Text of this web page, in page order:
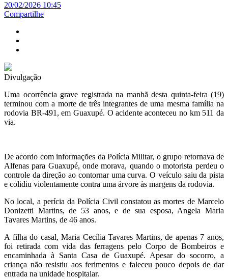
20/02/2026 10:45
Compartilhe
Divulgação
Uma ocorrência grave registrada na manhã desta quinta-feira (19)
terminou com a morte de três integrantes de uma mesma família na
rodovia BR-491, em Guaxupé. O acidente aconteceu no km 511 da
via.
De acordo com informações da Polícia Militar, o grupo retornava de
Alfenas para Guaxupé, onde morava, quando o motorista perdeu o
controle da direção ao contornar uma curva. O veículo saiu da pista
e colidiu violentamente contra uma árvore às margens da rodovia.
No local, a perícia da Polícia Civil constatou as mortes de Marcelo
Donizetti Martins, de 53 anos, e de sua esposa, Angela Maria
Tavares Martins, de 46 anos.
A filha do casal, Maria Cecília Tavares Martins, de apenas 7 anos,
foi retirada com vida das ferragens pelo Corpo de Bombeiros e
encaminhada à Santa Casa de Guaxupé. Apesar do socorro, a
criança não resistiu aos ferimentos e faleceu pouco depois de dar
entrada na unidade hospitalar.